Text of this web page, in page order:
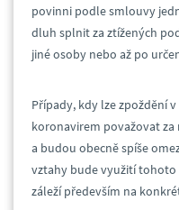
povinni podle smlouvy
dluh splnit za ztížených
jiné osoby nebo až po
Případy, kdy lze zpoždění
koronavirem považovat
a budou obecně spíše
vztahy bude využití tohoto
záleží především na